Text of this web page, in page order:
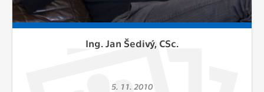
Ing. Jan Šedivý, CSc.
5. 11. 2010